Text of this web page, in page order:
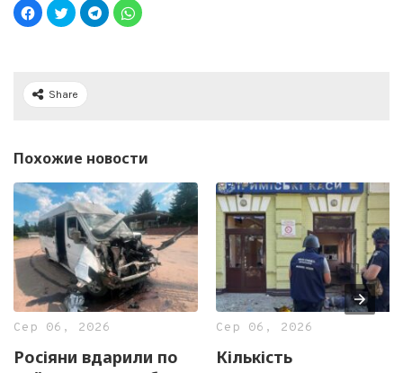
Share
Похожие новости
Сер 06, 2026
Росіяни вдарили по
Сер 06, 2026
Кількість